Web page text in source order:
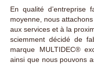
En qualité d’entreprise
moyenne, nous
aux services et à la
sciemment décidé de
marque MULTIDEC®
ainsi que nous pouvons